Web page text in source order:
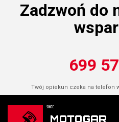
Zadzwoń do
699
Twój opiekun czeka na telefon